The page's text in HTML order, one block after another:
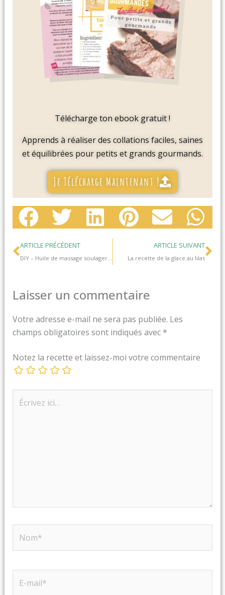
Télécharge ton ebook gratuit !
Apprends à réaliser des collations faciles, saines
et équilibrées pour petits et grands gourmands.
Je Télécharge Maintenant !
Précédent
ARTICLE PRÉCÉDENT
DIY – Huile de massage soulager les jambes lourdes naturellement
ARTICLE SUIVANT
La recette de la glace au lilas
Laisser un commentaire
Votre adresse e-mail ne sera pas publiée. Les
champs obligatoires sont indiqués avec *
Notez la recette et laissez-moi votre commentaire
Écrivez
ici…
mail*